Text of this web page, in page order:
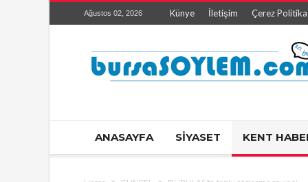
Ağustos 02, 2026 Künye İletişim Çerez
ANASAYFA SİYASET KENT